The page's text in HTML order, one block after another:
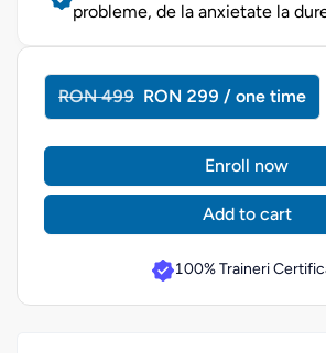
probleme, de la anxietate la
RON 499 RON 299 / one time
Enroll now
Add to cart
100% Traineri